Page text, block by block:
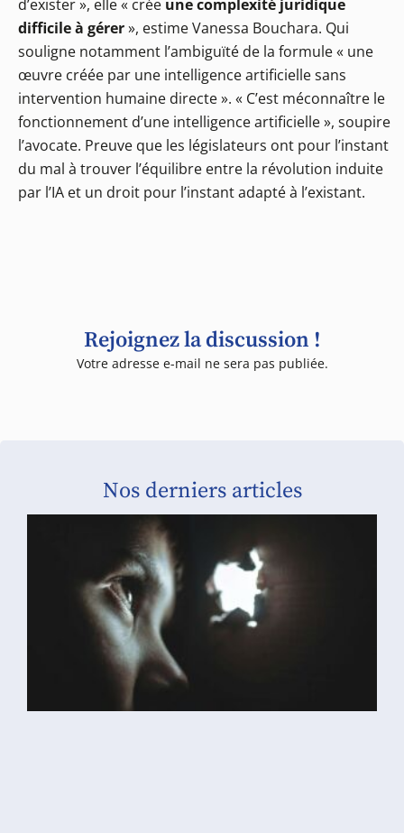
d’exister », elle « crée une complexité juridique
difficile à gérer», estime Vanessa Bouchara. Qui
souligne notamment l’ambiguïté de la formule « une
œuvre créée par une intelligence artificielle sans
intervention humaine directe ». « C’est méconnaître le
fonctionnement d’une intelligence artificielle », soupire
l’avocate. Preuve que les législateurs ont pour l’instant
du mal à trouver l’équilibre entre la révolution induite
par l’IA et un droit pour l’instant adapté à l’existant.
Rejoignez la discussion !
Votre adresse e-mail ne sera pas publiée.
Nos derniers articles